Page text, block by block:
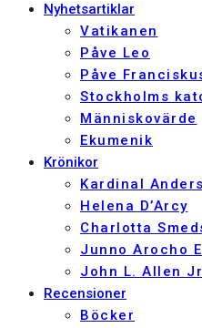
Nyhetsartiklar
Vatikanen
Påve Leo
Påve
Stockholms
Människovärde
Ekumenik
Krönikor
Kardinal
Helena D’Arcy
Charlotta
Junno Arocho
John L. Allen Jr
Recensioner
Böcker